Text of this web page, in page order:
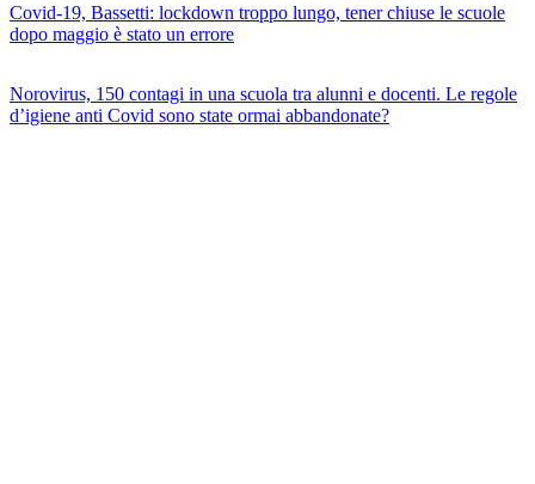
Covid-19, Bassetti: lockdown troppo lungo, tener chiuse le scuole
dopo maggio è stato un errore
Norovirus, 150 contagi in una scuola tra alunni e docenti. Le regole
d’igiene anti Covid sono state ormai abbandonate?